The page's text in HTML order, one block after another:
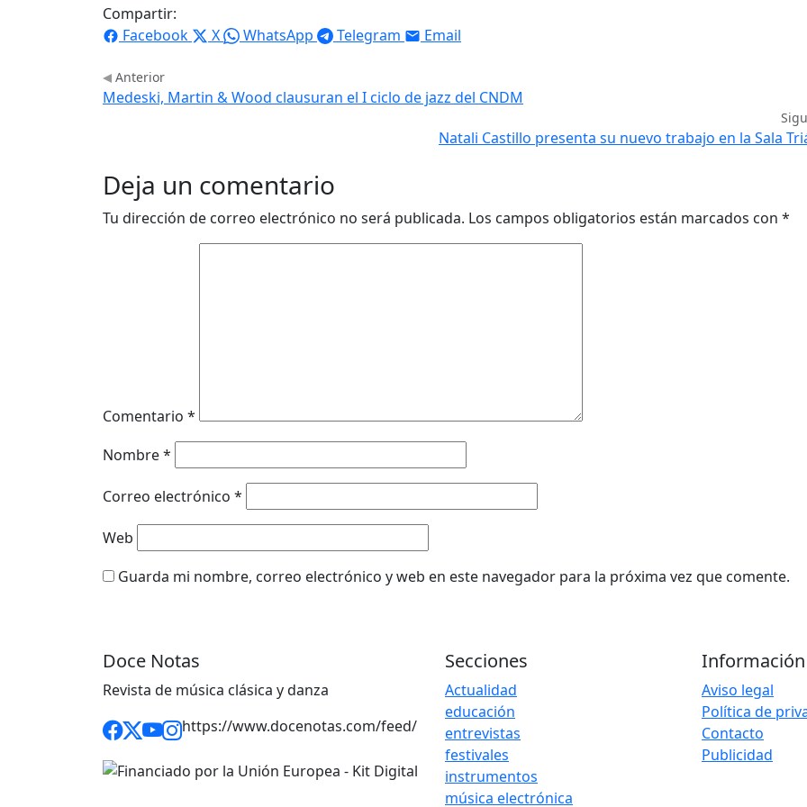
Compartir:
Facebook
X WhatsApp Telegram Email
Anterior
Medeski, Martin & Wood clausuran el I ciclo de jazz del CNDM
Natali Castillo presenta su nuevo trabajo en la Sala
Deja un comentario
Tu dirección de correo electrónico no será publicada. Los campos obligatorios están marcados con *
Comentario *
Nombre*
Correo electrónico *
Web
Guarda mi nombre, correo electrónico y web en este navegador para la próxima vez que comente.
Doce Notas
Revista de música clásica y danza
https://www.docenotas.com/feed/
Secciones
Actualidad
educación
entrevistas
festivales
instrumentos
música electrónica
Información
Aviso legal
Política de
Contacto
Publicidad